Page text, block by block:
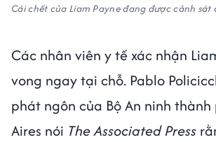
Cái chết của Liam Payne đang được cảnh sát
Các nhân viên y tế xác nhận
vong ngay tại chỗ. Pablo
phát ngôn của Bộ An ninh thành
Aires nói The Associated Press